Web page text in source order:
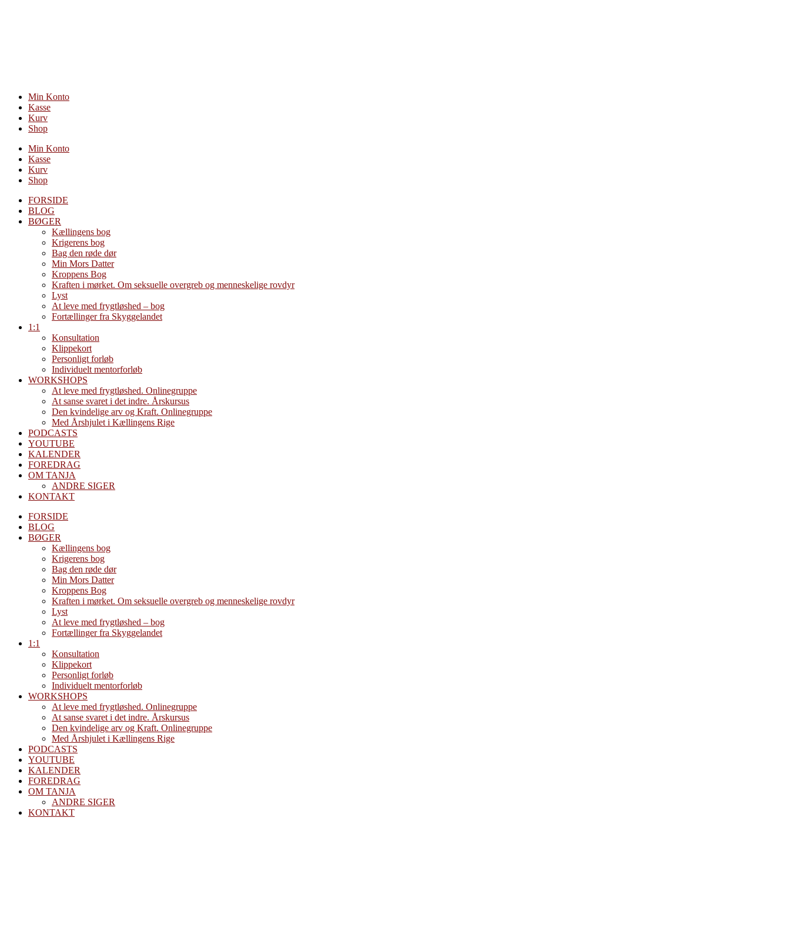
Min Konto
Kasse
Kurv
Shop
Min Konto
Kasse
Kurv
Shop
FORSIDE
BLOG
BØGER
Kællingens bog
Krigerens bog
Bag den røde dør
Min Mors Datter
Kroppens Bog
Kraften i mørket. Om seksuelle overgreb og menneskelige rovdyr
Lyst
At leve med frygtløshed – bog
Fortællinger fra Skyggelandet
1:1
Konsultation
Klippekort
Personligt forløb
Individuelt mentorforløb
WORKSHOPS
At leve med frygtløshed. Onlinegruppe
At sanse svaret i det indre. Årskursus
Den kvindelige arv og Kraft. Onlinegruppe
Med Årshjulet i Kællingens Rige
PODCASTS
YOUTUBE
KALENDER
FOREDRAG
OM TANJA
ANDRE SIGER
KONTAKT
FORSIDE
BLOG
BØGER
Kællingens bog
Krigerens bog
Bag den røde dør
Min Mors Datter
Kroppens Bog
Kraften i mørket. Om seksuelle overgreb og menneskelige rovdyr
Lyst
At leve med frygtløshed – bog
Fortællinger fra Skyggelandet
1:1
Konsultation
Klippekort
Personligt forløb
Individuelt mentorforløb
WORKSHOPS
At leve med frygtløshed. Onlinegruppe
At sanse svaret i det indre. Årskursus
Den kvindelige arv og Kraft. Onlinegruppe
Med Årshjulet i Kællingens Rige
PODCASTS
YOUTUBE
KALENDER
FOREDRAG
OM TANJA
ANDRE SIGER
KONTAKT